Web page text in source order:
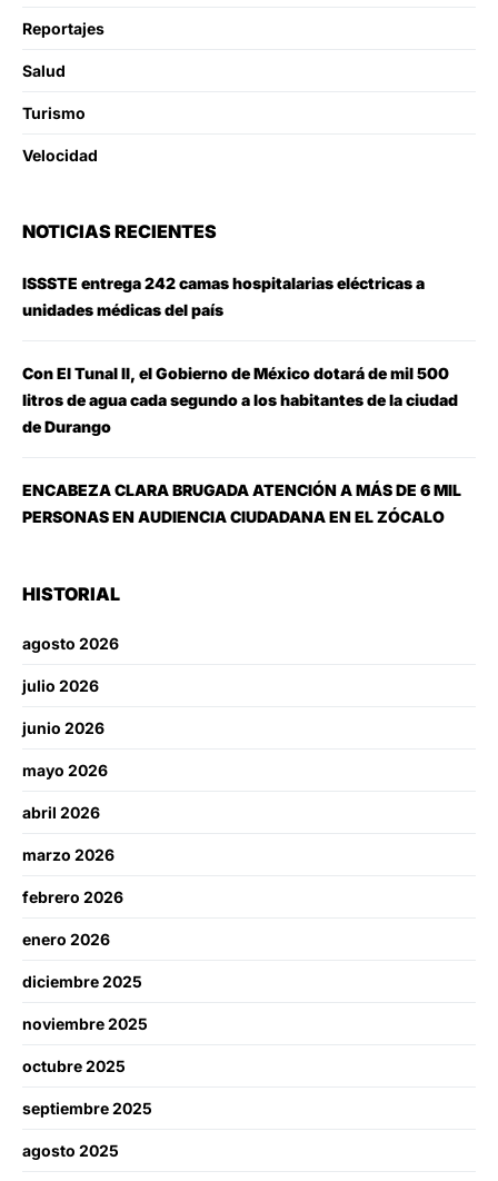
Reportajes
Salud
Turismo
Velocidad
NOTICIAS RECIENTES
ISSSTE entrega 242 camas hospitalarias eléctricas a
unidades médicas del país
Con El Tunal II, el Gobierno de México dotará de mil 500
litros de agua cada segundo a los habitantes de la ciudad
de Durango
ENCABEZA CLARA BRUGADA ATENCIÓN A MÁS DE 6 MIL
PERSONAS EN AUDIENCIA CIUDADANA EN EL ZÓCALO
HISTORIAL
agosto 2026
julio 2026
junio 2026
mayo 2026
abril 2026
marzo 2026
febrero 2026
enero 2026
diciembre 2025
noviembre 2025
octubre 2025
septiembre 2025
agosto 2025